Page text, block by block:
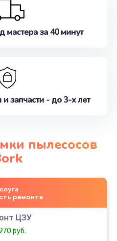
мастера за 40 минут
запчасти - до 3-х лет
пылесосов
ремонта
ЦЗУ
руб.